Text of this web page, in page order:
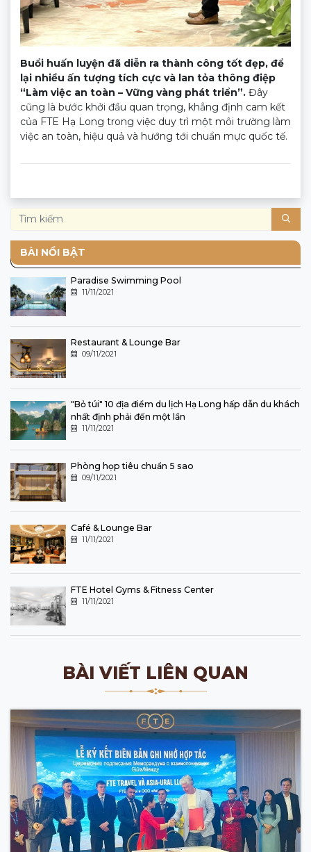
Buổi huấn luyện đã diễn ra thành công tốt đẹp, để
lại nhiều ấn tượng tích cực và lan tỏa thông điệp
“Làm việc an toàn – Vững vàng phát triển”. Đây
cũng là bước khởi đầu quan trọng, khẳng định cam kết
của FTE Hạ Long trong việc duy trì một môi trường làm
việc an toàn, hiệu quả và hướng tới chuẩn mực quốc tế.
BÀI NỔI BẬT
Paradise Swimming Pool
11/11/2021
Restaurant & Lounge Bar
09/11/2021
"Bỏ túi" 10 địa điểm du lịch Hạ Long hấp dẫn du khách
nhất định phải đến một lần
11/11/2021
Phòng họp tiêu chuẩn 5 sao
09/11/2021
Café & Lounge Bar
11/11/2021
FTE Hotel Gyms & Fitness Center
11/11/2021
BÀI VIẾT LIÊN QUAN